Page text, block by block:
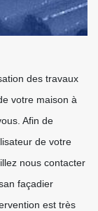
des travaux
votre maison à
Afin de
de votre
nous contacter
façadier
est très